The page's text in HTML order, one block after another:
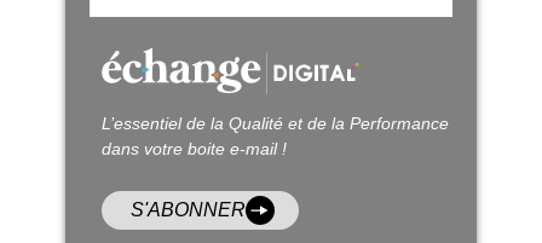
L’essentiel de la Qualité et de la Performance
dans votre boite e-mail !
S'ABONNER